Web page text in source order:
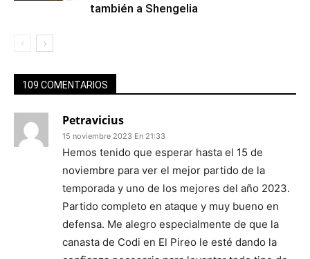
también a Shengelia
109 COMENTARIOS
Petravicius
15 noviembre 2023 En 21:33
Hemos tenido que esperar hasta el 15 de
noviembre para ver el mejor partido de la
temporada y uno de los mejores del año 2023.
Partido completo en ataque y muy bueno en
defensa. Me alegro especialmente de que la
canasta de Codi en El Pireo le esté dando la